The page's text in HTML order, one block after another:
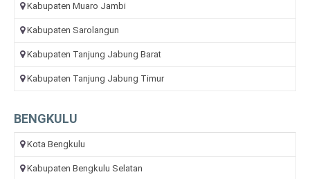
Kabupaten Muaro Jambi
Kabupaten Sarolangun
Kabupaten Tanjung Jabung Barat
Kabupaten Tanjung Jabung Timur
BENGKULU
Kota Bengkulu
Kabupaten Bengkulu Selatan